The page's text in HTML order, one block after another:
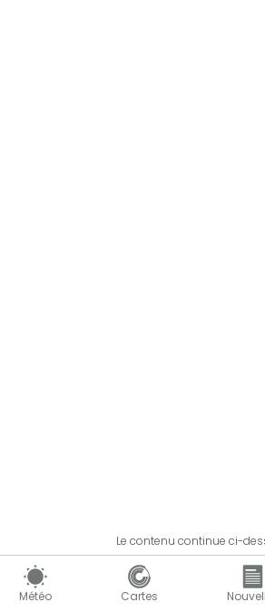
Météo Cartes
Le contenu continue ci-